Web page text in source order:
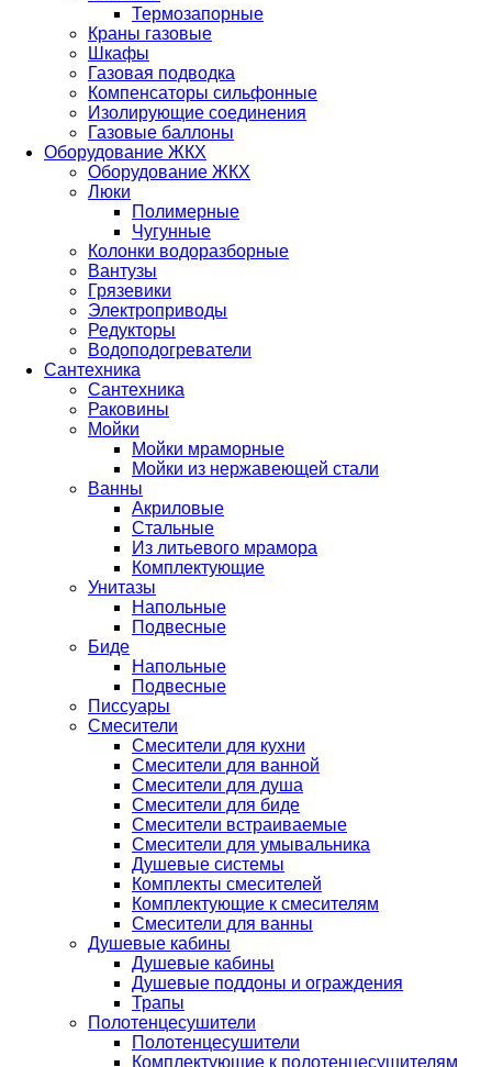
Термозапорные
Краны газовые
Шкафы
Газовая подводка
Компенсаторы сильфонные
Изолирующие соединения
Газовые баллоны
Оборудование ЖКХ
Оборудование ЖКХ
Люки
Полимерные
Чугунные
Колонки водоразборные
Вантузы
Грязевики
Электроприводы
Редукторы
Водоподогреватели
Сантехника
Сантехника
Раковины
Мойки
Мойки мраморные
Мойки из нержавеющей стали
Ванны
Акриловые
Стальные
Из литьевого мрамора
Комплектующие
Унитазы
Напольные
Подвесные
Биде
Напольные
Подвесные
Писсуары
Смесители
Смесители для кухни
Смесители для ванной
Смесители для душа
Смесители для биде
Смесители встраиваемые
Смесители для умывальника
Душевые системы
Комплекты смесителей
Комплектующие к смесителям
Смесители для ванны
Душевые кабины
Душевые кабины
Душевые поддоны и ограждения
Трапы
Полотенцесушители
Полотенцесушители
Комплектующие к полотенцесушителям